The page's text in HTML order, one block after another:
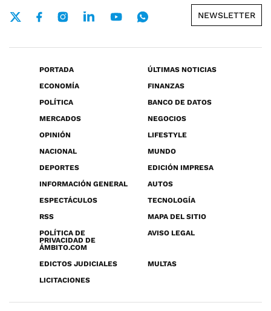
NEWSLETTER
PORTADA
ÚLTIMAS NOTICIAS
ECONOMÍA
FINANZAS
POLÍTICA
BANCO DE DATOS
MERCADOS
NEGOCIOS
OPINIÓN
LIFESTYLE
NACIONAL
MUNDO
DEPORTES
EDICIÓN IMPRESA
INFORMACIÓN GENERAL
AUTOS
ESPECTÁCULOS
TECNOLOGÍA
RSS
MAPA DEL SITIO
POLÍTICA DE
PRIVACIDAD DE
ÁMBITO.COM
AVISO LEGAL
EDICTOS JUDICIALES
MULTAS
LICITACIONES